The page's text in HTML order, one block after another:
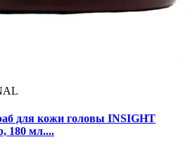
для кожи головы INSIGHT
180 мл....